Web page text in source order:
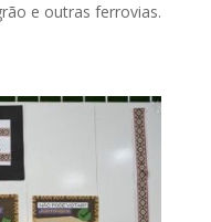
e outras ferrovias.